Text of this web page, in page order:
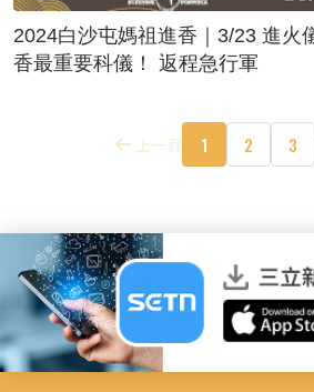
2024白沙屯媽祖進香｜3/23 進火
香最重要科儀！ 返程急行軍
上一頁 1 2 3